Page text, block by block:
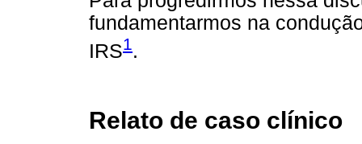
fundamentarmos na
IRS1.
Relato de caso clínico